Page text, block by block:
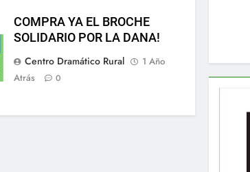
COMPRA YA EL BROCHE
SOLIDARIO POR LA DANA!
Centro Dramático Rural
1 Año
Atrás
0